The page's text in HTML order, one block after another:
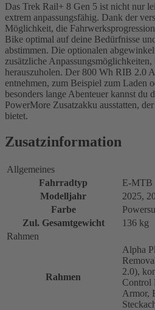
Das Trek Rail+ 8 Gen 5 ist nicht nur
extrem anpassungsfähig. Dank der
Möglichkeit, die
Bike optimal auf deine Bedürfnisse
abstimmen. Die optionalen
zusätzliche
herauszuholen. Der 800 Wh RIB 2.0
entnehmen, zum Beispiel zum Laden
besonders lange Abenteuer kannst du
PowerMore Zusatzakku ausstatten,
bietet.
Zusatzinformation
Allgemeines
Fahrradtyp
E-MTB
Modelljahr
2025,
Farbe
Zul. Gesamtgewicht
136 kg
Rahmen
Rahmen
Alpha
2.0),
Control
Armor,